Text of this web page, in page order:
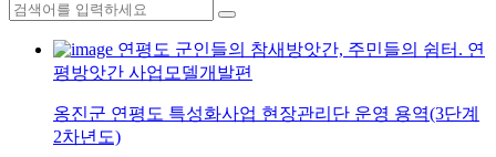
연평도 군인들의 참새방앗간, 주민들의 쉼터. 연
평방앗간 사업모델개발편
옹진군 연평도 특성화사업 현장관리단 운영 용역(3단계
2차년도)